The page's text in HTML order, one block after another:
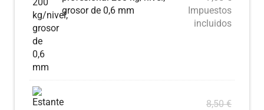
grosor de 0,6 mm
Impuestos
incluidos
8,50€